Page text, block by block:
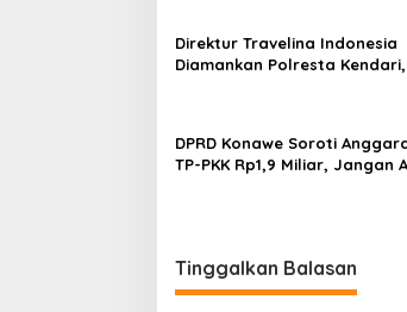
s
i
o
s
Direktur Travelina Indonesia
Diamankan Polresta Kendari,
DPRD Konawe Soroti
TP-PKK Rp1,9 Miliar, Jangan
Tinggalkan Balasan